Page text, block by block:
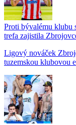
Proti bývalému klubu
trefa zajistila
Ligový nováček
tuzemskou klubovou